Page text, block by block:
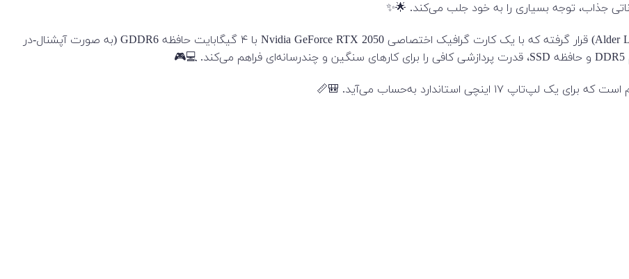
در قلب این لپ‌تاپ، یکی از پردازنده ‌های نسل دوازدهم اینتل (Alder Lake) قرار گرفته که با یک کارت گرافیک اختصاصی Nvidia GeForce RTX 2050 با ۴ گیگابایت حافظه GDDR6 (به صورت آپشنال-در